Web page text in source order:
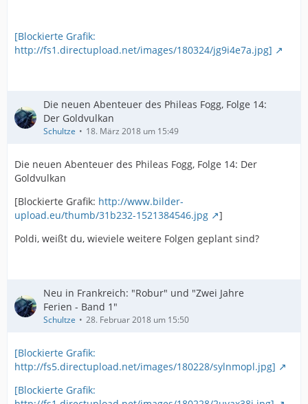
[Blockierte Grafik:
http://fs1.directupload.net/images/180324/jg9i4e7a.jpg]
Die neuen Abenteuer des Phileas Fogg, Folge 14:
Der Goldvulkan
Schultze 18. März 2018 um 15:49
Die neuen Abenteuer des Phileas Fogg, Folge 14: Der
Goldvulkan
[Blockierte Grafik: http://www.bilder-
upload.eu/thumb/31b232-1521384546.jpg
]
Poldi, weißt du, wieviele weitere Folgen geplant sind?
Neu in Frankreich: "Robur" und "Zwei Jahre
Ferien - Band 1"
Schultze 28. Februar 2018 um 15:50
[Blockierte Grafik:
http://fs5.directupload.net/images/180228/sylnmopl.jpg]
[Blockierte Grafik: